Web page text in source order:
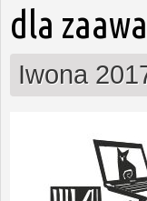
dla
Iwona